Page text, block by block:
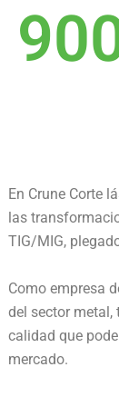
En Crune Corte
las
TIG/MIG,
Como empresa
del sector metal,
calidad que
mercado.